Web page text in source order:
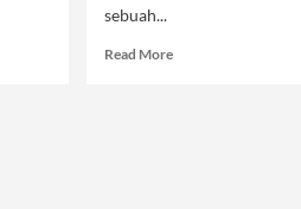
sebuah...
Read MoreRead